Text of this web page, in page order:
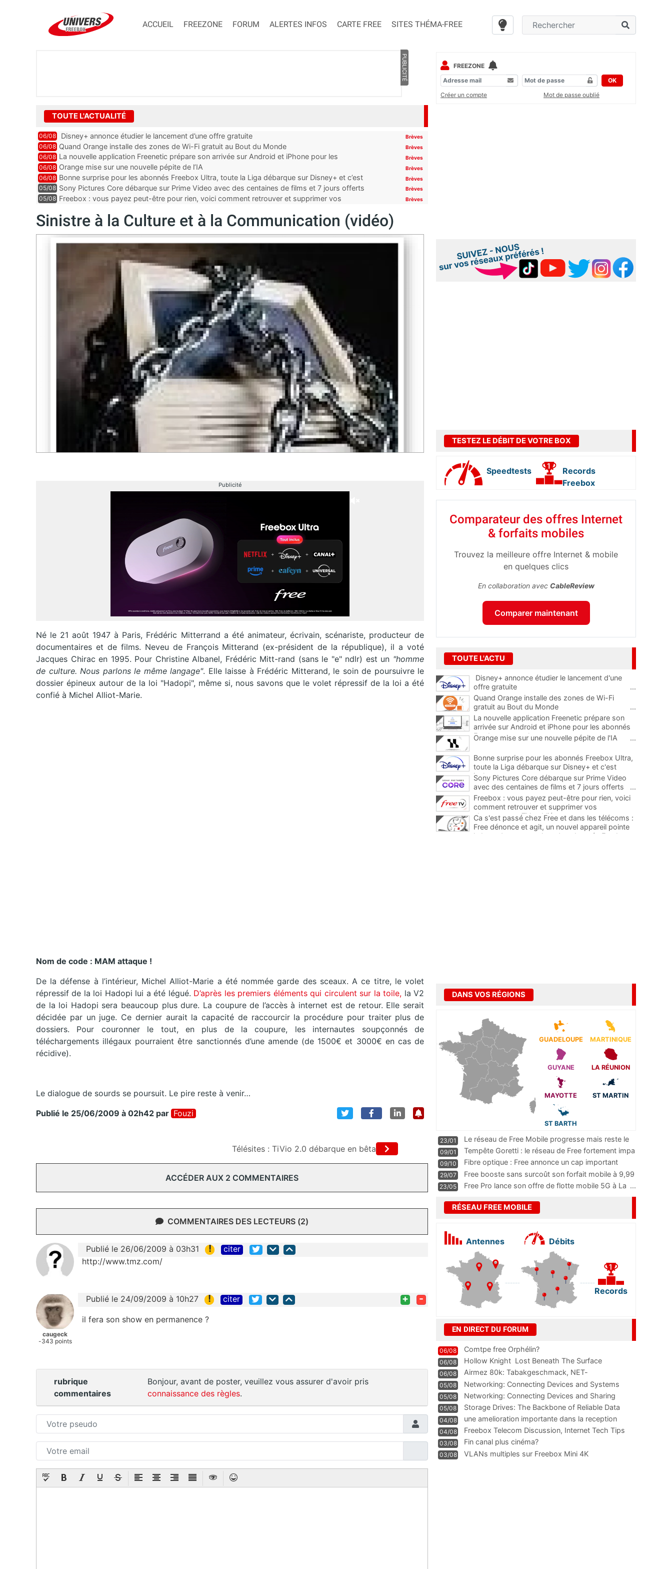
ACCUEIL FREEZONE FORUM ALERTES INFOS CARTE FREE SITES THÉMA-FREE
PUBLICITÉ
TOUTE L'ACTUALITÉ
06/08 Disney+ annonce étudier le lancement d’une offre gratuite Brèves
06/08 Quand Orange installe des zones de Wi-Fi gratuit au Bout du Monde Brèves
06/08 La nouvelle application Freenetic prépare son arrivée sur Android et iPhone pour les
abonnés Freebox, testez la
Brèves
06/08 Orange mise sur une nouvelle pépite de l’IA Brèves
06/08 Bonne surprise pour les abonnés Freebox Ultra, toute la Liga débarque sur Disney+ et c’est
inclus
Brèves
05/08 Sony Pictures Core débarque sur Prime Video avec des centaines de films et 7 jours offerts Brèves
05/08 Freebox : vous payez peut-être pour rien, voici comment retrouver et supprimer vos
Brèves
Sinistre à la Culture et à la Communication (vidéo)
Publicité
Né le 21 août 1947 à Paris, Frédéric Mitterrand a été animateur, écrivain, scénariste, producteur de
documentaires et de films. Neveu de François Mitterand (ex-président de la république), il a voté
Jacques Chirac en 1995. Pour Christine Albanel, Frédéric Mitt-rand (sans le "e" ndlr) est un "homme
de culture. Nous parlons le même langage". Elle laisse à Frédéric Mitterand, le soin de poursuivre le
dossier épineux autour de la loi "Hadopi", même si, nous savons que le volet répressif de la loi a été
confié à Michel Alliot-Marie.
Nom de code : MAM attaque !
De la défense à l’intérieur, Michel Alliot-Marie a été nommée garde des sceaux. A ce titre, le volet
répressif de la loi Hadopi lui a été légué. D’après les premiers éléments qui circulent sur la toile, la V2
de la loi Hadopi sera beaucoup plus dure. La coupure de l’accès à internet est de retour. Elle serait
décidée par un juge. Ce dernier aurait la capacité de raccourcir la procédure pour traiter plus de
dossiers. Pour couronner le tout, en plus de la coupure, les internautes soupçonnés de
téléchargements illégaux pourraient être sanctionnés d’une amende (de 1500€ et 3000€ en cas de
récidive).
Le dialogue de sourds se poursuit. Le pire reste à venir…
Publié le 25/06/2009 à 02h42 par Fouzi
Télésites : TiVio 2.0 débarque en bêta
ACCÉDER AUX 2 COMMENTAIRES
COMMENTAIRES DES LECTEURS (2)
Publié le 26/06/2009 à 03h31 !
citer
http://www.tmz.com/
caugeck
-343 points
Publié le 24/09/2009 à 10h27 ! citer + -
il fera son show en permanence ?
rubrique
commentaires
Bonjour, avant de poster, veuillez vous assurer d'avoir pris
connaissance des règles.
FREEZONE
OK
Créer un compte
Mot de passe oublié
TESTEZ LE DÉBIT DE VOTRE BOX
Speedtests
Records
Freebox
Comparateur des offres Internet
& forfaits mobiles
Trouvez la meilleure offre Internet & mobile
en quelques clics
En collaboration avec CableReview
Comparer maintenant
TOUTE L'ACTU
Disney+ annonce étudier le lancement d'une
offre gratuite
...
Quand Orange installe des zones de Wi-Fi
gratuit au Bout du Monde
...
La nouvelle application Freenetic prépare son
arrivée sur Android et iPhone pour les abonnés
Freebox, testez la
Orange mise sur une nouvelle pépite de l'IA ...
Bonne surprise pour les abonnés Freebox Ultra,
toute la Liga débarque sur Disney+ et c'est
inclus
Sony Pictures Core débarque sur Prime Video
avec des centaines de films et 7 jours offerts
...
Freebox : vous payez peut-être pour rien, voici
comment retrouver et supprimer vos
abonnements TV oubliés
...
Ca s'est passé chez Free et dans les télécoms :
Free dénonce et agit, un nouvel appareil pointe
le bout de son nez chez des abonnés Freebox...
DANS VOS RÉGIONS
GUADELOUPE MARTINIQUE
GUYANE LA RÉUNION
MAYOTTE ST MARTIN
ST BARTH
23/01
Le réseau de Free Mobile progresse mais reste le
m
...
09/01
Tempête Goretti : le réseau de Free fortement impa
09/10
Fibre optique : Free annonce un cap important
pass
...
29/07
Free booste sans surcoût son forfait mobile à 9,99
23/05 Free Pro lance son offre de flotte mobile 5G à La ...
RÉSEAU FREE MOBILE
Antennes Débits
Records
EN DIRECT DU FORUM
06/08 Comtpe free Orphélin?
06/08 Hollow Knight  Lost Beneath The Surface
06/08
Airmez 80k: Tabakgeschmack, NET-
Technologie und Leistung im
05/08 Networking: Connecting Devices and Systems
05/08
Networking: Connecting Devices and Sharing
Information
05/08
Storage Drives: The Backbone of Reliable Data
Management
04/08
une amelioration importante dans la reception
WIFI
04/08
Freebox Telecom Discussion, Internet Tech Tips
Communi
03/08 Fin canal plus cinéma?
03/08 VLANs multiples sur Freebox Mini 4K